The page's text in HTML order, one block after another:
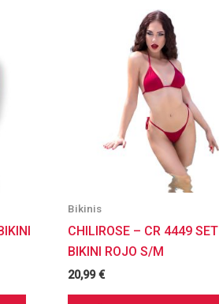
Bikinis
CHILIROSE – CR 4449 SET
BIKINI ROJO S/M
20,99€